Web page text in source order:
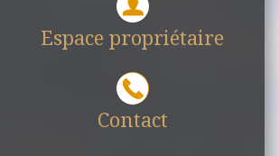
Espace propriétaire
Contact